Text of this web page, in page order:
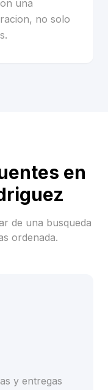
una
no solo
en
de una busqueda
ordenada.
y entregas